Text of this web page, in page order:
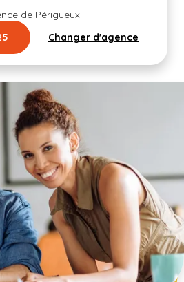
de Périgueux
Changer d'agence